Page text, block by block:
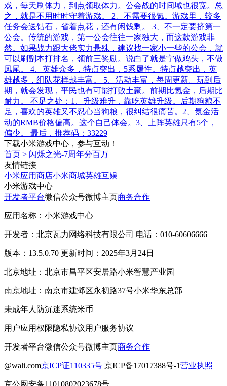
戏，每天刷体力，到点领取体力。公会战的时间域也很宽。总
之，就是不用时时守着游戏。 2、不需要很氪。游戏里，较多
任务会送钻石，省着点花，还有闲钱剩。 3、不一定要挤第一
公会。传统的游戏，第一公会往往一家独大，而这款游戏非
然。如果战力跟大佬实力悬殊，建议找一家小一些的公会，就
可以刷副本打排名，领前三奖励。说白了就是宁做鸡头，不做
凤尾。 4、英雄众多，特点突出，5系属性。特点越突出，英
雄越多，组队花样越丰富。 5、活动丰富，每周更新。玩到后
期，就会发现，平民也有可能打败土豪。前期比氪金，后期比
耐力。 不足之处：1、升级难升，靠吃英雄升级。后期狗粮不
足，喜欢的英雄又不忍心当狗粮，很纠结很痛苦。2、氪金活
动的RMB价格偏高。这个自己体会。3、上阵英雄只有5个，
偏少。 最后，推荐码：33229
下载小米游戏中心，参与互动！
首页 > 闪烁之光-7周年分百万
友情链接
小米应用商店小米商城英雄互娱
小米游戏中心
开发者平台微信公众号微博主页商务合作
应用名称：小米游戏中心
开发者：北京瓦力网络科技有限公司 电话：010-60606666
版本：13.5.0.70 更新时间：2025年3月24日
北京地址：北京市昌平区安居路小米智慧产业园
南京地址：南京市建邺区永初路37号小米华东总部
未成年人防沉迷系统米币
用户应用权限隐私协议用户服务协议
开发者平台微信公众号微博主页商务合作
@wali.com京ICP证110335号 京ICP备17017388号-1营业执照